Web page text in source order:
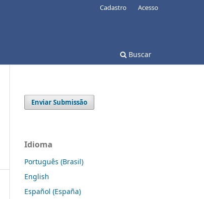
Buscar
Cadastro Acesso
Enviar Submissão
Idioma
Português (Brasil)
English
Español (España)